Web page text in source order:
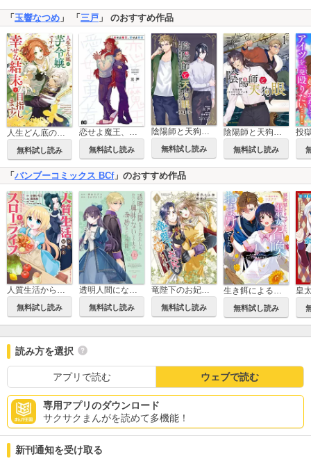
「玉響なつめ 」 「三戸 」 のおすすめ作品
無料試し読み
恋せよ魔王、愛せよ勇者
無料試し読み
陰陽師と天狗眼-巴市役所もののけトラブル係 THE COMIC-
無料試し読み
陰陽師と天狗眼-巴市役所もののけトラブル係 THE COMIC-【単行本】
無料試し読み
「バンブーコミックス BCf」のおすすめ作品
人質生活から始めるスローライフ
無料試し読み
透明人間になったわたしと、わたしに興味がない（はずの）夫の奇妙な三か月間
無料試し読み
竜陛下のお妃はお断りしたい！～竜陛下は10番目の側妃を溺愛中～
無料試し読み 無料試し読み
読み方を選択
アプリで読む ウェブで読む
専用アプリのダウンロード
サクサクまんがを読めて多機能！
新刊通知を受け取る